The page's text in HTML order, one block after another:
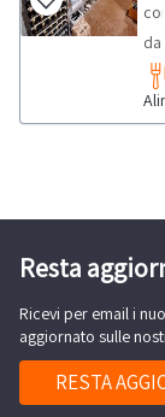
4
dei
in
da
n.
di
ed
Resta
Ricevi per email i
aggiornato sulle
RESTA